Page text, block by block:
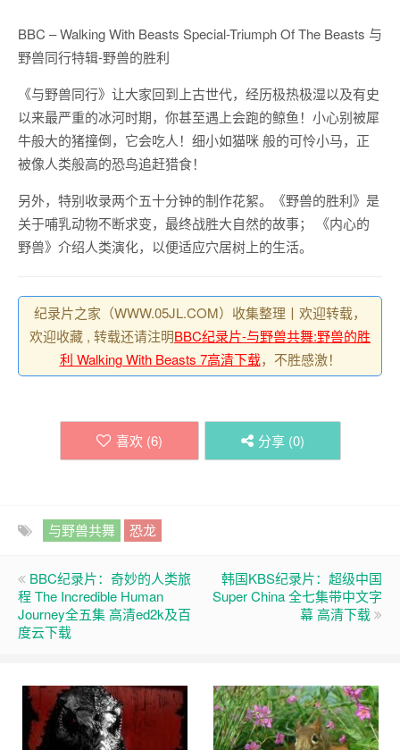
BBC – Walking With Beasts Special-Triumph Of The Beasts 与
野兽同行特辑-野兽的胜利
《与野兽同行》让大家回到上古世代，经历极热极湿以及有史
以来最严重的冰河时期，你甚至遇上会跑的鲸鱼！小心别被犀
牛般大的猪撞倒，它会吃人！细小如猫咪 般的可怜小马，正
被像人类般高的恐鸟追赶猎食！
另外，特别收录两个五十分钟的制作花絮。《野兽的胜利》是
关于哺乳动物不断求变，最终战胜大自然的故事； 《内心的
野兽》介绍人类演化，以便适应穴居树上的生活。
纪录片之家（WWW.05JL.COM）收集整理丨欢迎转载，
欢迎收藏 , 转载还请注明BBC纪录片-与野兽共舞:野兽的胜
利 Walking With Beasts 7高清下载，不胜感激！
喜欢 (6) 分享 (0)
与野兽共舞 恐龙
BBC纪录片：奇妙的人类旅
程 The Incredible Human
Journey全五集 高清ed2k及百
度云下载
韩国KBS纪录片：超级中国
Super China 全七集带中文字
幕 高清下载